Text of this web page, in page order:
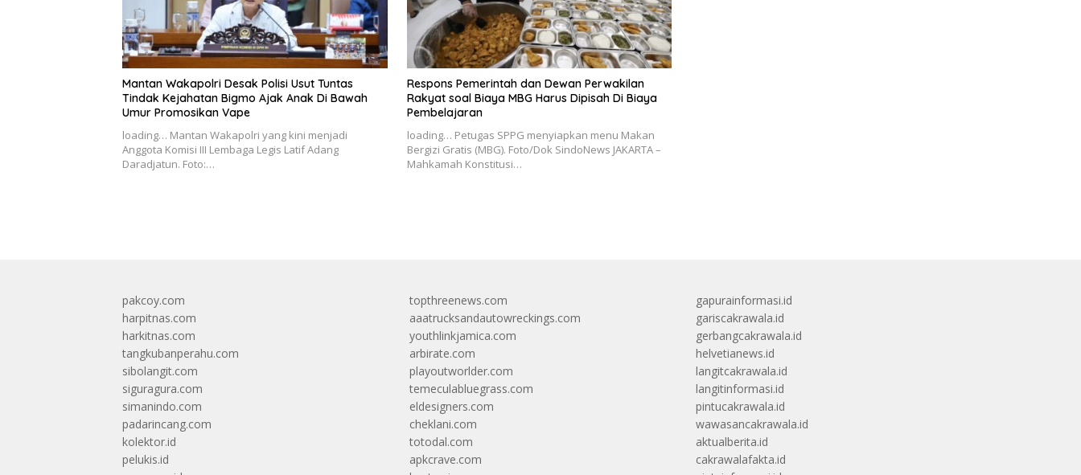
Mantan Wakapolri Desak Polisi Usut Tuntas
Tindak Kejahatan Bigmo Ajak Anak Di Bawah
Umur Promosikan Vape
loading… Mantan Wakapolri yang kini menjadi
Anggota Komisi III Lembaga Legis Latif Adang
Daradjatun. Foto:…
Respons Pemerintah dan Dewan Perwakilan
Rakyat soal Biaya MBG Harus Dipisah Di Biaya
Pembelajaran
loading… Petugas SPPG menyiapkan menu Makan
Bergizi Gratis (MBG). Foto/Dok SindoNews JAKARTA –
Mahkamah Konstitusi…
pakcoy.com
harpitnas.com
harkitnas.com
tangkubanperahu.com
sibolangit.com
siguragura.com
simanindo.com
padarincang.com
kolektor.id
pelukis.id
topthreenews.com
aaatrucksandautowreckings.com
youthlinkjamica.com
arbirate.com
playoutworlder.com
temeculabluegrass.com
eldesigners.com
cheklani.com
totodal.com
apkcrave.com
gapurainformasi.id
gariscakrawala.id
gerbangcakrawala.id
helvetianews.id
langitcakrawala.id
langitinformasi.id
pintucakrawala.id
wawasancakrawala.id
aktualberita.id
cakrawalafakta.id